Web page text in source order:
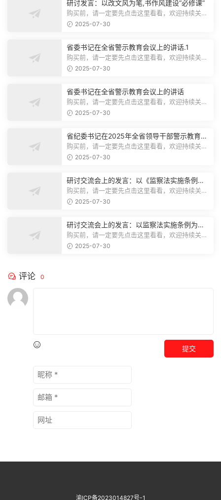
研讨发言：以改文风为笔,书作风建设“必修课”
购买前，请一定要先点击这里看看，欢迎持续关
注，精彩模板每天推送预览结束，本文...
2025-07-30
省委书记在全省警示教育会议上的讲话.1
购买前，请一定要先点击这里看看，欢迎持续关
注，精彩模板每天推送预览结束，本文...
2025-07-30
省委书记在全省警示教育会议上的讲话
购买前，请一定要先点击这里看看，欢迎持续关
注，精彩模板每天推送预览结束，本文...
2025-07-30
省纪委书记在2025年全省领导干部警示教育会
上的讲话.1
购买前，请一定要先点击这里看看，欢迎持续关
注，精彩模板每天推送预览结束，本文...
2025-07-30
研讨交流会上的发言：以《监察法实施条例》
为纲,推动巡察工作高质量发展
购买前，请一定要先点击这里看看，欢迎持续关
注，精彩模板每天推送预览结束，本文...
2025-07-30
研讨交流会上的发言：以监察法实施条例为纲
推动巡察工作高质量发展
购买前，请一定要先点击这里看看，欢迎持续关
注，精彩模板每天推送预览结束，本文...
2025-07-30
评论 0
提交
渝ICP备2023014827号-1